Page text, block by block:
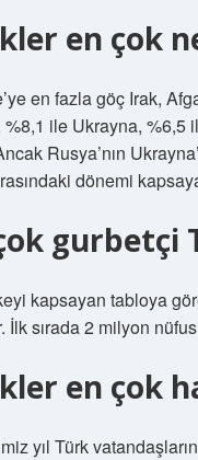
en çok
en fazla göç Irak,
ile Ukrayna, %6,5
Rusya’nın
dönemi
gurbetçi
kapsayan tabloya
İlk sırada 2 milyon
en çok
yıl Türk